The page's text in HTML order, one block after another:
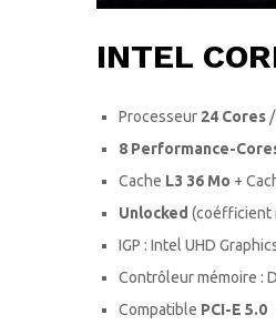
INTEL
Processeur 24 Cores
8 Performance-
Cache L3 36 Mo +
Unlocked (coéfficient
IGP : Intel UHD
Contrôleur mémoire :
Compatible PCI-E 5.0